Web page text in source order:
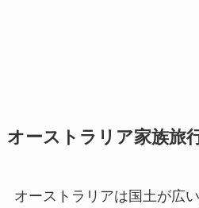
オーストラリア家族旅
オーストラリアは国土が広